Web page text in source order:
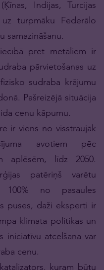
Indijas, Turcijas
turpmāku Federālo
samazināšanu.
pret metāliem ir
pārvietošanas uz
sudraba krājumu
Pašreizējā situācija
cenu kāpumu.
ir viens no visstraujāk
avotiem pēc
aplēsēm, līdz 2050.
patēriņš varētu
100% no pasaules
puses, daži eksperti ir
klimata politikas un
iniciatīvu atcelšana var
cenu.
kuram būtu